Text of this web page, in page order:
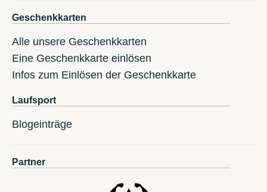
Geschenkkarten
Alle unsere Geschenkkarten
Eine Geschenkkarte einlösen
Infos zum Einlösen der Geschenkkarte
Laufsport
Blogeinträge
Partner